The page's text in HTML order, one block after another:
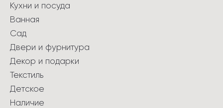
Кухни и посуда
Ванная
Сад
Двери и фурнитура
Декор и подарки
Текстиль
Детское
Наличие